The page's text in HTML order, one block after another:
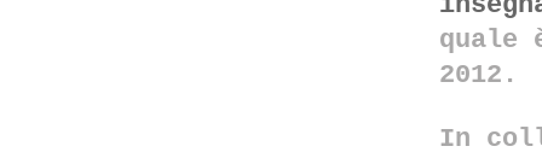
quale
2012.
In